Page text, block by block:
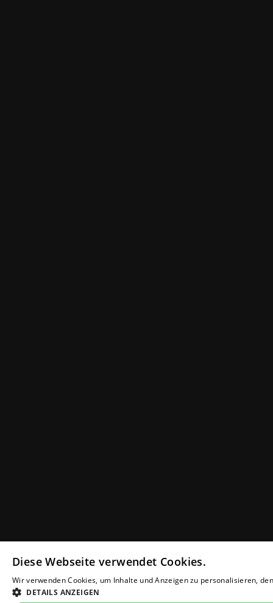
Diese Webseite verwendet Cookies.
Wir verwenden Cookies, um Inhalte und Anzeigen zu personalisieren,
DETAILS ANZEIGEN